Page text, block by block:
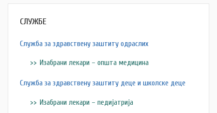
СЛУЖБЕ
Служба за здравствену заштиту одраслих
Изабрани лекари – општа медицина
Служба за здравствену заштиту деце и школске деце
Изабрани лекари – педијатрија